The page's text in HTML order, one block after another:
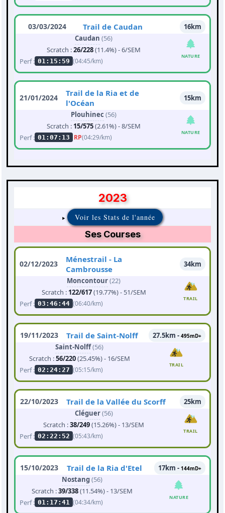
03/03/2024 Trail de Caudan
16km
Caudan (56)
Scratch :26/228(11.4%) - 6/SEM
Perf : 01:15:59 (04:45/km)
NATURE
21/01/2024
Trail de la Ria et de
l'Océan
15km
Plouhinec (56)
Scratch : 15/575(2.61%) - 8/SEM
Perf : 01:07:13 RP(04:29/km)
NATURE
2023
Voir les Stats de l'année
Ses Courses
02/12/2023
Ménestrail - La
Cambrousse
34km
Moncontour(22)
Scratch : 122/617(19.77%) - 51/SEM
Perf : 03:46:44 (06:40/km)
TRAIL
19/11/2023 Trail de Saint-Nolff 27.5km - 495mD+
Saint-Nolff(56)
Scratch :56/220(25.45%) - 16/SEM
Perf : 02:24:27 (05:15/km)
TRAIL
22/10/2023 Trail de la Vallée du Scorff
25km
Cléguer(56)
Scratch :38/249(15.26%) - 13/SEM
Perf : 02:22:52 (05:43/km)
TRAIL
15/10/2023 Trail de la Ria d'Etel 17km - 144mD+
Nostang(56)
Scratch :39/338(11.54%) - 13/SEM
Perf : 01:17:41 (04:34/km)
NATURE